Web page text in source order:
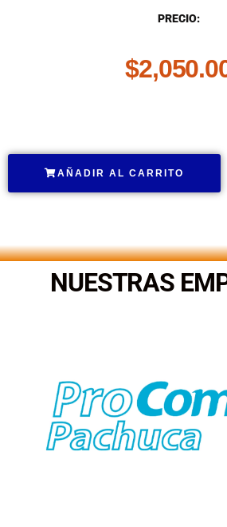
PRECIO:
$
AÑADIR AL CARRITO
NUESTRAS